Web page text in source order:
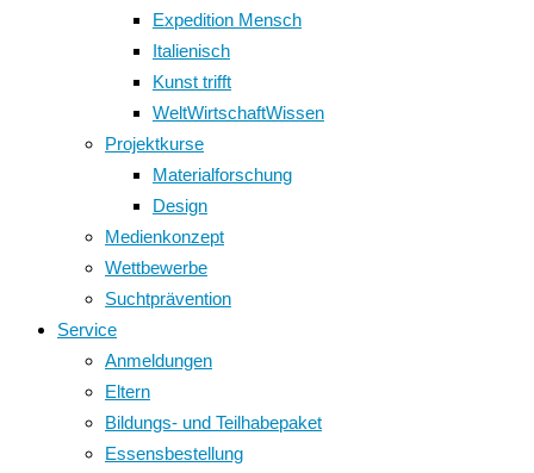
Expedition Mensch
Italienisch
Kunst trifft
WeltWirtschaftWissen
Projektkurse
Materialforschung
Design
Medienkonzept
Wettbewerbe
Suchtprävention
Service
Anmeldungen
Eltern
Bildungs- und Teilhabepaket
Essensbestellung